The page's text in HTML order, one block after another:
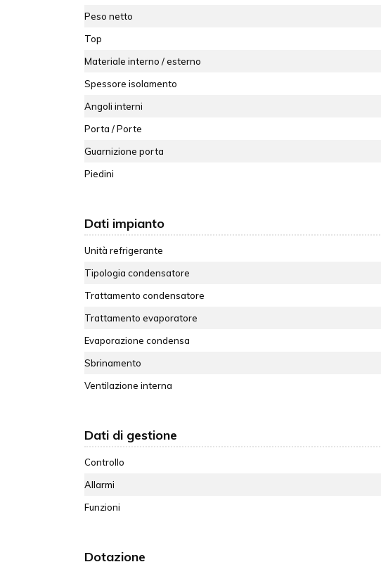
Peso netto
Top
Materiale interno / esterno
Spessore isolamento
Angoli interni
Porta / Porte
Guarnizione porta
Piedini
Dati impianto
Unità refrigerante
Tipologia condensatore
Trattamento condensatore
Trattamento evaporatore
Evaporazione condensa
Sbrinamento
Ventilazione interna
Dati di gestione
Controllo
Allarmi
Funzioni
Dotazione